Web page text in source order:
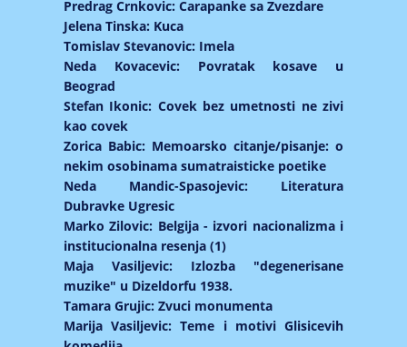
Predrag Crnkovic: Carapanke sa Zvezdare
Jelena Tinska: Kuca
Tomislav Stevanovic: Imela
Neda Kovacevic: Povratak kosave u
Beograd
Stefan Ikonic: Covek bez umetnosti ne zivi
kao covek
Zorica Babic: Memoarsko citanje/pisanje: o
nekim osobinama sumatraisticke poetike
Neda Mandic-Spasojevic: Literatura
Dubravke Ugresic
Marko Zilovic: Belgija - izvori nacionalizma i
institucionalna resenja (1)
Maja Vasiljevic: Izlozba "degenerisane
muzike" u Dizeldorfu 1938.
Tamara Grujic: Zvuci monumenta
Marija Vasiljevic: Teme i motivi Glisicevih